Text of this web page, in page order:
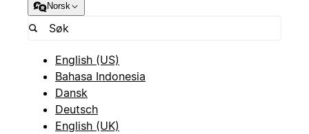
Norsk
English (US)
Bahasa Indonesia
Dansk
Deutsch
English (UK)